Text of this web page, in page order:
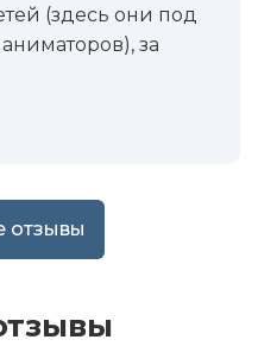
(здесь они под
за
отзывы